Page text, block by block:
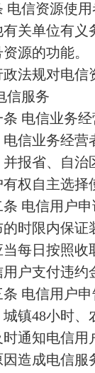
信资源使用
关单位有
源的功能。
规对电信
服务
电信业务经
电信业务经
报省、自
自主选择
电信用户申
时限内保
每日按照
户支付违约
电信用户申
镇48小时
通知电信
造成电信服